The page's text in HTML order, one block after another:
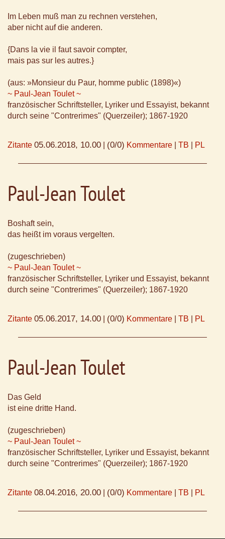
Im Leben muß man zu rechnen verstehen,
aber nicht auf die anderen.
{Dans la vie il faut savoir compter,
mais pas sur les autres.}
(aus: »Monsieur du Paur, homme public (1898)«)
~ Paul-Jean Toulet ~
französischer Schriftsteller, Lyriker und Essayist, bekannt
durch seine "Contrerimes" (Querzeiler); 1867-1920
Zitante 05.06.2018, 10.00 (0/0) Kommentare TB PL
Paul-Jean Toulet
Boshaft sein,
das heißt im voraus vergelten.
(zugeschrieben)
~ Paul-Jean Toulet ~
französischer Schriftsteller, Lyriker und Essayist, bekannt
durch seine "Contrerimes" (Querzeiler); 1867-1920
Zitante 05.06.2017, 14.00 (0/0) Kommentare TB PL
Paul-Jean Toulet
Das Geld
ist eine dritte Hand.
(zugeschrieben)
~ Paul-Jean Toulet ~
französischer Schriftsteller, Lyriker und Essayist, bekannt
durch seine "Contrerimes" (Querzeiler); 1867-1920
Zitante 08.04.2016, 20.00 (0/0) Kommentare TB PL